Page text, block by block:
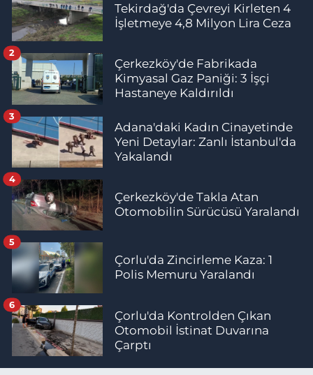
Tekirdağ'da Çevreyi Kirleten 4
İşletmeye 4,8 Milyon Lira Ceza
Çerkezköy'de Fabrikada
Kimyasal Gaz Paniği: 3 İşçi
Hastaneye Kaldırıldı
2
Adana'daki Kadın Cinayetinde
Yeni Detaylar: Zanlı İstanbul'da
Yakalandı
3
Çerkezköy'de Takla Atan
Otomobilin Sürücüsü Yaralandı
4
Çorlu'da Zincirleme Kaza: 1
Polis Memuru Yaralandı
5
Çorlu'da Kontrolden Çıkan
Otomobil İstinat Duvarına
Çarptı
6